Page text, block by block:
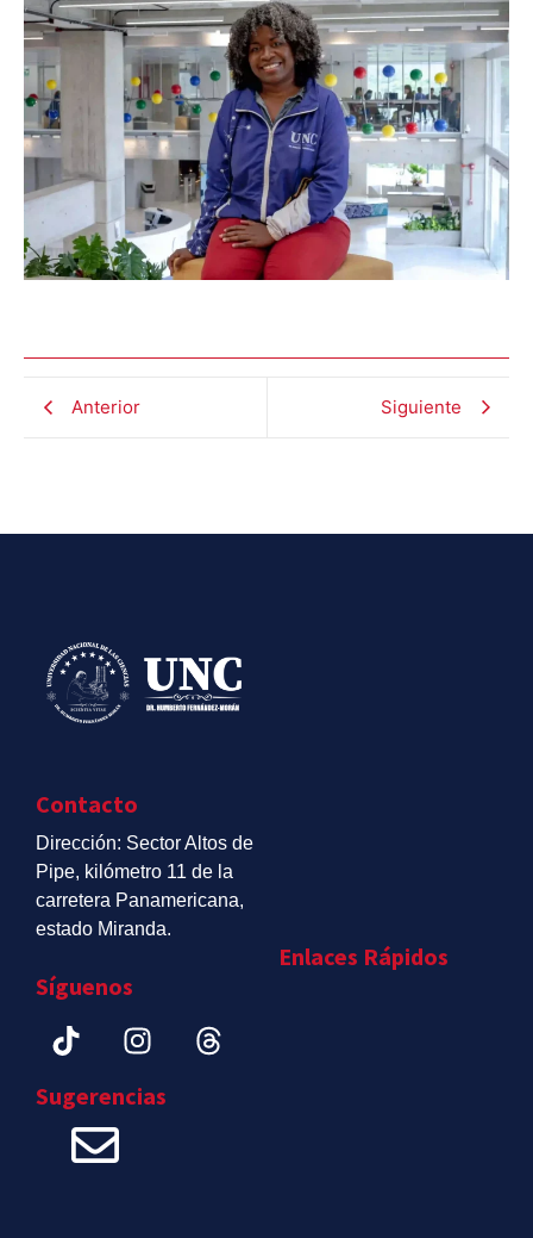
Anterior Siguiente
Contacto
Dirección: Sector Altos de
Pipe, kilómetro 11 de la
carretera Panamericana,
estado Miranda.
Síguenos
Sugerencias
Enlaces Rápidos